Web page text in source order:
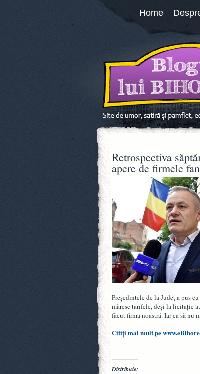
Home
Retrospectiva
apere de firmele
Președintele de la Județ a pus
măresc tarifele, deși la licitație
făcut firma noastră. Iar ca să nu
Citiți mai mult pe
Distribuie: